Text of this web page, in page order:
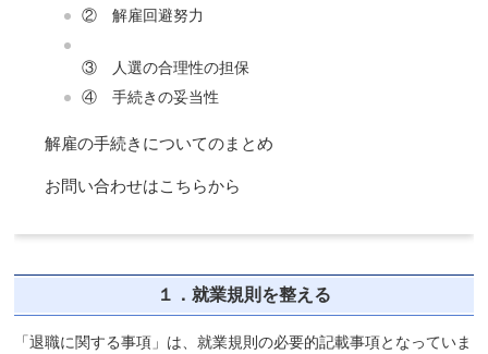
② 解雇回避努力
③ 人選の合理性の担保
④ 手続きの妥当性
解雇の手続きについてのまとめ
お問い合わせはこちらから
１．就業規則を整える
「退職に関する事項」は、就業規則の必要的記載事項となっていま